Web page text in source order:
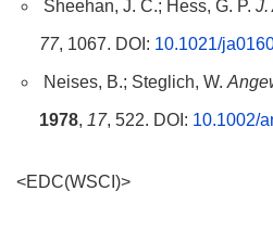
Sheehan, J. C.; Hess, G. P. J.
77, 1067. DOI: 10.1021/
Neises, B.; Steglich, W.
1978, 17, 522. DOI: 10.1002/
<EDC(WSCI)>